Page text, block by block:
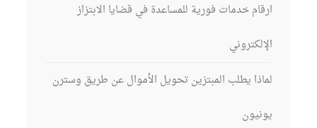
ارقام خدمات فورية للمساعدة في قضايا الابتزاز
الإلكتروني
لماذا يطلب المبتزين تحويل الأموال عن طريق وسترن
يونيون